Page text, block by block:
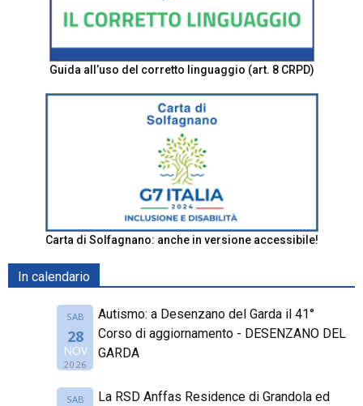
Guida all’uso del corretto linguaggio (art. 8 CRPD)
Carta di Solfagnano: anche in versione accessibile!
In calendario
SAB
28
NOV
2026
Autismo: a Desenzano del Garda il 41°
Corso di aggiornamento - DESENZANO DEL
GARDA
SAB
La RSD Anffas Residence di Grandola ed